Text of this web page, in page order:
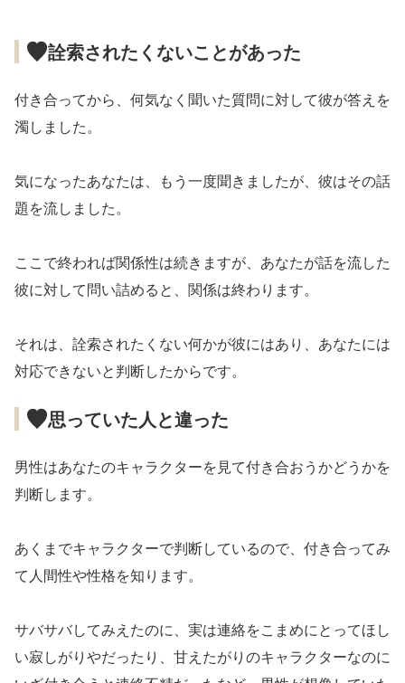
詮索されたくないことがあった
付き合ってから、何気なく聞いた質問に対して彼が答えを
濁しました。
気になったあなたは、もう一度聞きましたが、彼はその話
題を流しました。
ここで終われば関係性は続きますが、あなたが話を流した
彼に対して問い詰めると、関係は終わります。
それは、詮索されたくない何かが彼にはあり、あなたには
対応できないと判断したからです。
思っていた人と違った
男性はあなたのキャラクターを見て付き合おうかどうかを
判断します。
あくまでキャラクターで判断しているので、付き合ってみ
て人間性や性格を知ります。
サバサバしてみえたのに、実は連絡をこまめにとってほし
い寂しがりやだったり、甘えたがりのキャラクターなのに